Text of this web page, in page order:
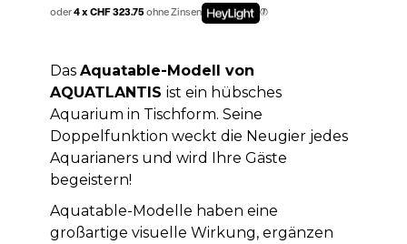
oder4 x CHF 323.75ohne Zinsen
Das Aquatable-Modell von
AQUATLANTIS ist ein hübsches
Aquarium in Tischform. Seine
Doppelfunktion weckt die Neugier jedes
Aquarianers und wird Ihre Gäste
begeistern!
Aquatable-Modelle haben eine
großartige visuelle Wirkung, ergänzen